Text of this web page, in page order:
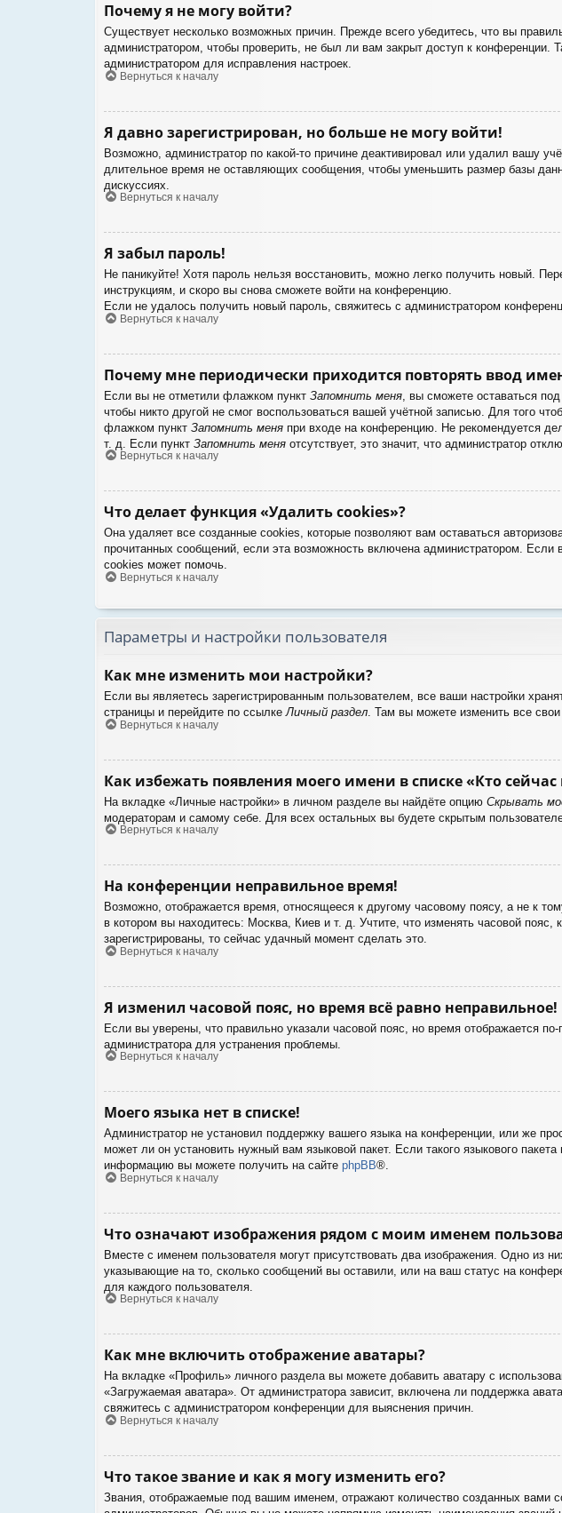
Почему я не могу войти?
Существует несколько возможных причин. Прежде всего убедитесь, что вы
администратором, чтобы проверить, не был ли вам закрыт доступ к
администратором для исправления настроек.
Вернуться к началу
Я давно зарегистрирован, но больше не могу войти!
Возможно, администратор по какой-то причине деактивировал или удалил вашу
длительное время не оставляющих сообщения, чтобы уменьшить размер базы
дискуссиях.
Вернуться к началу
Я забыл пароль!
Не паникуйте! Хотя пароль нельзя восстановить, можно легко получить новый.
инструкциям, и скоро вы снова сможете войти на конференцию.
Если не удалось получить новый пароль, свяжитесь с администратором
Вернуться к началу
Почему мне периодически приходится повторять ввод
Если вы не отметили флажком пункт Запомнить меня , вы сможете оставаться
чтобы никто другой не смог воспользоваться вашей учётной записью. Для того
флажком пункт Запомнить меня при входе на конференцию. Не рекомендуется
т. д. Если пункт Запомнить меня отсутствует, это значит, что администратор
Вернуться к началу
Что делает функция «Удалить cookies»?
Она удаляет все созданные cookies, которые позволяют вам оставаться
прочитанных сообщений, если эта возможность включена администратором.
cookies может помочь.
Вернуться к началу
Параметры и настройки пользователя
Как мне изменить мои настройки?
Если вы являетесь зарегистрированным пользователем, все ваши настройки
страницы и перейдите по ссылкеЛичный раздел. Там вы можете изменить все свои
Вернуться к началу
Как избежать появления моего имени в списке «Кто
На вкладке «Личные настройки» в личном разделе вы найдёте опцию Скрывать
модераторам и самому себе. Для всех остальных вы будете скрытым
Вернуться к началу
На конференции неправильное время!
Возможно, отображается время, относящееся к другому часовому поясу, а не к
в котором вы находитесь: Москва, Киев и т. д. Учтите, что изменять часовой
зарегистрированы, то сейчас удачный момент сделать это.
Вернуться к началу
Я изменил часовой пояс, но время всё равно неправильное!
Если вы уверены, что правильно указали часовой пояс, но время отображается
администратора для устранения проблемы.
Вернуться к началу
Моего языка нет в списке!
Администратор не установил поддержку вашего языка на конференции, или же
может ли он установить нужный вам языковой пакет. Если такого языкового
информацию вы можете получить на сайте phpBB®.
Вернуться к началу
Что означают изображения рядом с моим именем
Вместе с именем пользователя могут присутствовать два изображения. Одно из
указывающие на то, сколько сообщений вы оставили, или на ваш статус на
для каждого пользователя.
Вернуться к началу
Как мне включить отображение аватары?
На вкладке «Профиль» личного раздела вы можете добавить аватару с
«Загружаемая аватара». От администратора зависит, включена ли поддержка
свяжитесь с администратором конференции для выяснения причин.
Вернуться к началу
Что такое звание и как я могу изменить его?
Звания, отображаемые под вашим именем, отражают количество созданных вами